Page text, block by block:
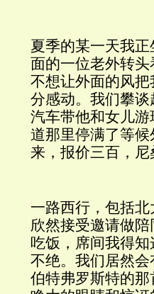
夏季的某一天我
面的一位老外转
不想让外面的风把
分感动。我们攀
汽车带他和女儿
道那里停满了等
来，报价三百，尼
一路西行，包括
欣然接受邀请做
吃饭，席间我得
不绝。我们居然
伯特弗罗斯特的